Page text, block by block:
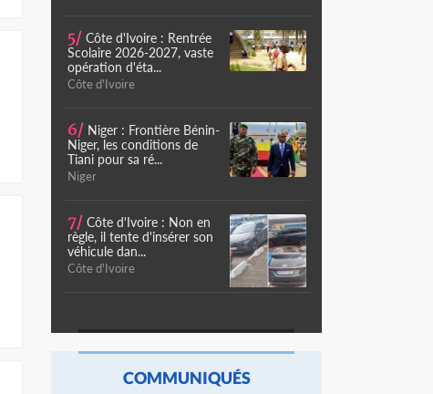
5/ Côte d'Ivoire : Rentrée
Scolaire 2026-2027, vaste
opération d'éta...
Côte d'Ivoire
6/ Niger : Frontière Bénin-
Niger, les conditions de
Tiani pour sa ré...
Niger
7/ Côte d'Ivoire : Non en
règle, il tente d'insérer son
véhicule dan...
Côte d'Ivoire
COMMUNIQUÉS